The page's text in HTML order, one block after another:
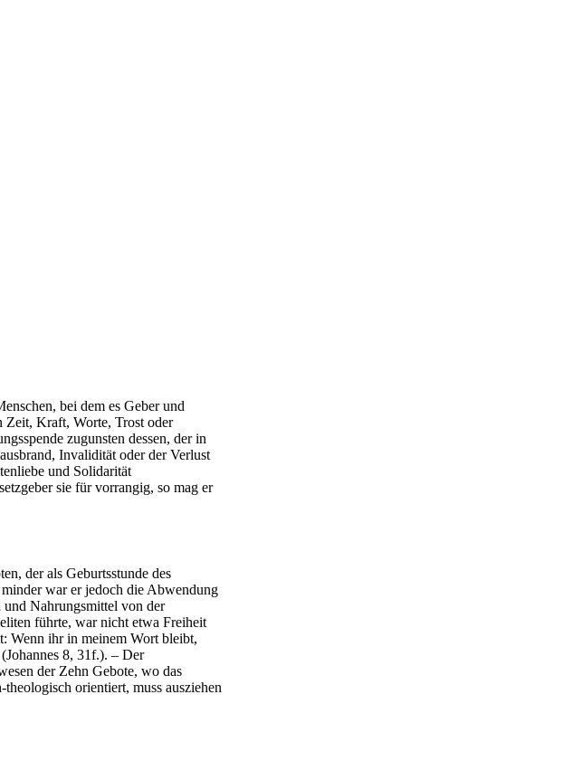
bei dem es Geber und
Zeit, Kraft, Worte, Trost oder
zugunsten dessen, der in
Invalidität oder der Verlust
und Solidarität
sie für vorrangig, so mag er
der als Geburtsstunde des
war er jedoch die Abwendung
und Nahrungsmittel von der
führte, war nicht etwa Freiheit
Wenn ihr in meinem Wort bleibt,
8, 31f.). – Der
der Zehn Gebote, wo das
orientiert, muss ausziehen